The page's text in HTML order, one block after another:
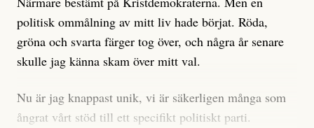
sociala medier, att artikelns författare inte förstår sig
på personens ekonomi och att det tydligen finns
anonyma röster inom rörelsen som säger saker som
anses vara anledningar att titta närmare på personen,
men ingenting av detta är tillräckligt för att hänga ut
politisk ommålning av mitt liv hade börjat. Röda,
gröna och svarta färger tog över, och några år senare
skulle jag känna skam över mitt val.
Nu är jag knappast unik, vi är säkerligen många som
ångrat vårt stöd till ett specifikt politiskt parti.